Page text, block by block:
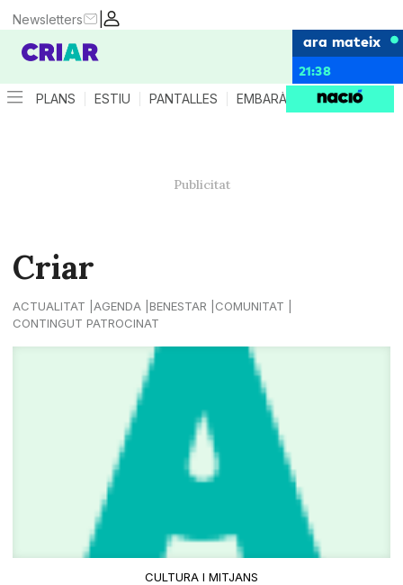
|
Newsletters
ara mateix
21:38
PLANS ESTIU PANTALLES EMBARÀS CRIANÇA
Criar
ACTUALITAT AGENDA BENESTAR
COMUNITAT
CONTINGUT PATROCINAT
CULTURA I MITJANS